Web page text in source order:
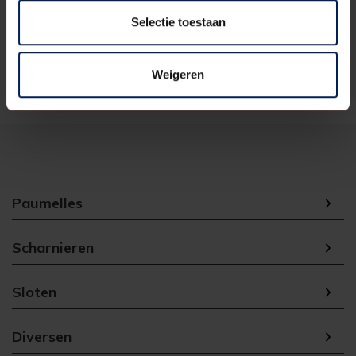
Selectie toestaan
Weigeren
Wit
Inhoud
25 stuks
Paumelles
Scharnieren
Sloten
Diversen